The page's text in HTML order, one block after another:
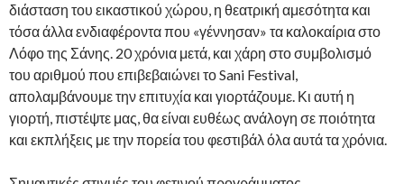
διάσταση του εικαστικού χώρου, η θεατρική αμεσότητα και
τόσα άλλα ενδιαφέροντα που «γέννησαν» τα καλοκαίρια στο
Λόφο της Σάνης. 20 χρόνια μετά, και χάρη στο συμβολισμό
του αριθμού που επιβεβαιώνει το Sani Festival,
απολαμβάνουμε την επιτυχία και γιορτάζουμε. Κι αυτή η
γιορτή, πιστέψτε μας, θα είναι ευθέως ανάλογη σε ποιότητα
και εκπλήξεις με την πορεία του φεστιβάλ όλα αυτά τα χρόνια.